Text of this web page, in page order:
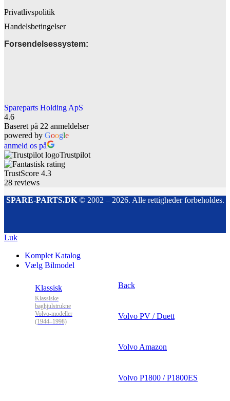
Privatlivspolitik
Handelsbetingelser
Forsendelsessystem:
Spareparts Holding ApS
4.6
Baseret på 22 anmeldelser
powered by Google
anmeld os på
Trustpilot
TrustScore 4.3
28 reviews
SPARE-PARTS.DK© 2002 – 2026. Alle rettigheder forbeholdes.
Luk
Komplet Katalog
Vælg Bilmodel
Klassisk
Klassiske
baghjulstrukne
Volvo-modeller
(1944–1998)
Back
Volvo PV / Duett
Volvo Amazon
Volvo P1800 / P1800ES